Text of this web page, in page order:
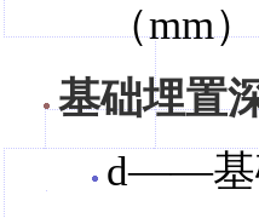
（mm
基础埋置
d——基